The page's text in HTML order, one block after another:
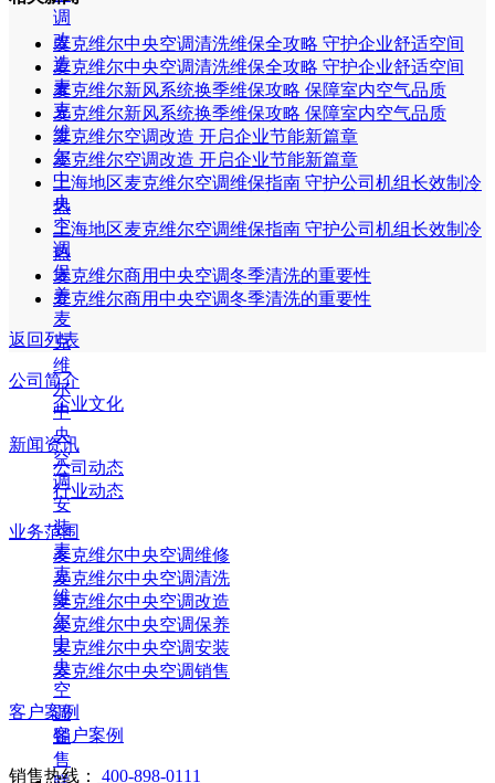
调
改
造
麦
克
维
尔
中
央
空
调
保
养
麦
克
维
尔
中
央
空
调
安
装
麦
克
维
尔
中
央
空
调
销
售
麦克维尔中央空调清洗维保全攻略 守护企业舒适空间
麦克维尔中央空调清洗维保全攻略 守护企业舒适空间
麦克维尔新风系统换季维保攻略 保障室内空气品质
麦克维尔新风系统换季维保攻略 保障室内空气品质
麦克维尔空调改造 开启企业节能新篇章
麦克维尔空调改造 开启企业节能新篇章
上海地区麦克维尔空调维保指南 守护公司机组长效制冷
热
上海地区麦克维尔空调维保指南 守护公司机组长效制冷
热
麦克维尔商用中央空调冬季清洗的重要性
麦克维尔商用中央空调冬季清洗的重要性
返回列表
公司简介
企业文化
新闻资讯
公司动态
行业动态
业务范围
麦克维尔中央空调维修
麦克维尔中央空调清洗
麦克维尔中央空调改造
麦克维尔中央空调保养
麦克维尔中央空调安装
麦克维尔中央空调销售
客户案例
客户案例
销售热线： 400-898-0111